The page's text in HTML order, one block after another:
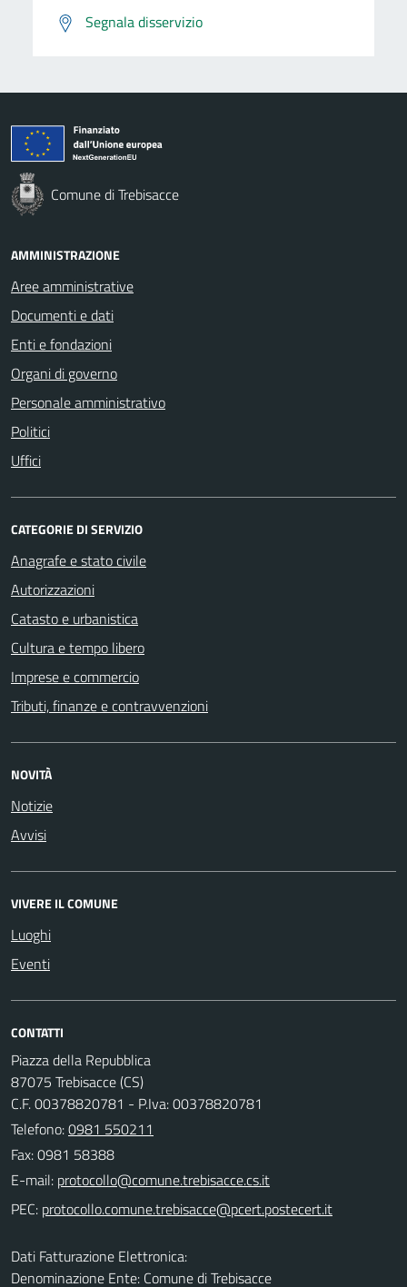
Segnala disservizio
Comune di Trebisacce
AMMINISTRAZIONE
Aree amministrative
Documenti e dati
Enti e fondazioni
Organi di governo
Personale amministrativo
Politici
Uffici
CATEGORIE DI SERVIZIO
Anagrafe e stato civile
Autorizzazioni
Catasto e urbanistica
Cultura e tempo libero
Imprese e commercio
Tributi, finanze e contravvenzioni
NOVITÀ
Notizie
Avvisi
VIVERE IL COMUNE
Luoghi
Eventi
CONTATTI
Piazza della Repubblica
87075 Trebisacce (CS)
C.F. 00378820781 - P.Iva: 00378820781
Telefono:0981 550211
Fax: 0981 58388
E-mail:
PEC:
Dati Fatturazione Elettronica:
Denominazione Ente: Comune di Trebisacce